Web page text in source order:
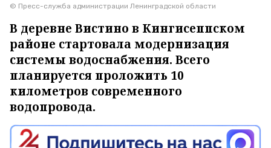
© Пресс-служба администрации Ленинградской области
В деревне Вистино в Кингисеппском
районе стартовала модернизация
системы водоснабжения. Всего
планируется проложить 10
километров современного
водопровода.